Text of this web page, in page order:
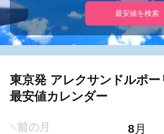
最安値を検索
東京発 アレクサンドルポー
最安値カレンダー